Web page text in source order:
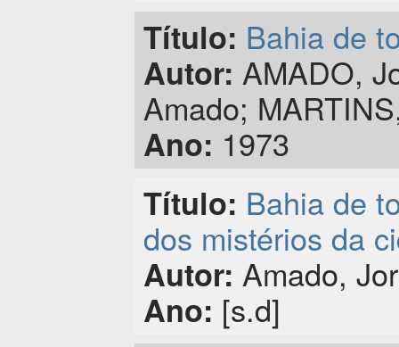
Título: Bahia de
Autor: AMADO,
Amado;
Ano: 1973
Título: Bahia de
dos mistérios da
Autor: Amado,
Ano: [s.d]